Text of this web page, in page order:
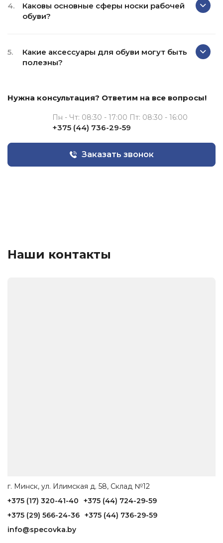
4.
Каковы основные сферы носки рабочей
обуви?
5.
Какие аксессуары для обуви могут быть
полезны?
Нужна консультация? Ответим на все вопросы!
Пн - Чт: 08:30 - 17:00 Пт: 08:30 - 16:00
+375 (44) 736-29-59
Заказать звонок
Наши контакты
г. Минск, ул. Илимская д. 58, Склад №12
+375 (17) 320-41-40
+375 (44) 724-29-59
+375 (29) 566-24-36 +375 (44) 736-29-59
info@specovka.by